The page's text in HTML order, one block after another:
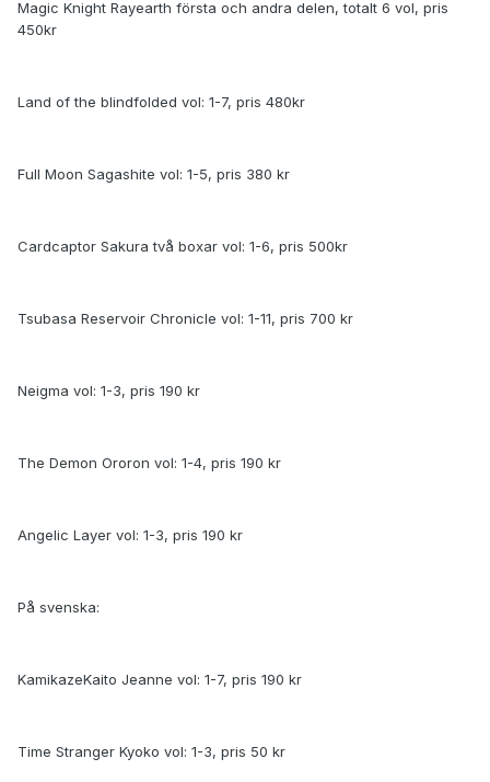
Magic Knight Rayearth första och andra delen, totalt 6 vol, pris
450kr
Land of the blindfolded vol: 1-7, pris 480kr
Full Moon Sagashite vol: 1-5, pris 380 kr
Cardcaptor Sakura två boxar vol: 1-6, pris 500kr
Tsubasa Reservoir Chronicle vol: 1-11, pris 700 kr
Neigma vol: 1-3, pris 190 kr
The Demon Ororon vol: 1-4, pris 190 kr
Angelic Layer vol: 1-3, pris 190 kr
På svenska:
KamikazeKaito Jeanne vol: 1-7, pris 190 kr
Time Stranger Kyoko vol: 1-3, pris 50 kr